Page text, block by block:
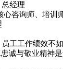
经理
心咨询师、培训
工工作绩效不
诚与敬业精神